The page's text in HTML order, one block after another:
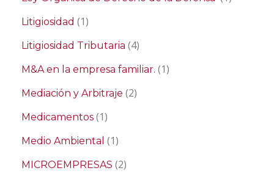
Litigiosidad (1)
Litigiosidad Tributaria (4)
M&A en la empresa familiar. (1)
Mediación y Arbitraje (2)
Medicamentos (1)
Medio Ambiental (1)
MICROEMPRESAS (2)